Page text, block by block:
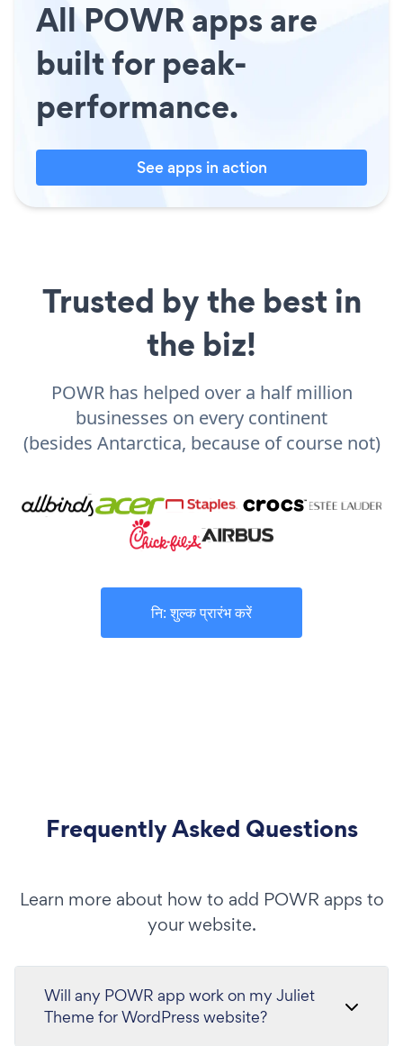
All POWR apps are
built for peak-
performance.
See apps in action
Trusted by the best in
the biz!
POWR has helped over a half million
businesses on every continent
(besides Antarctica, because of course not)
नि: शुल्क प्रारंभ करें
Frequently Asked Questions
Learn more about how to add POWR apps to
your website.
Will any POWR app work on my Juliet
Theme for WordPress website?